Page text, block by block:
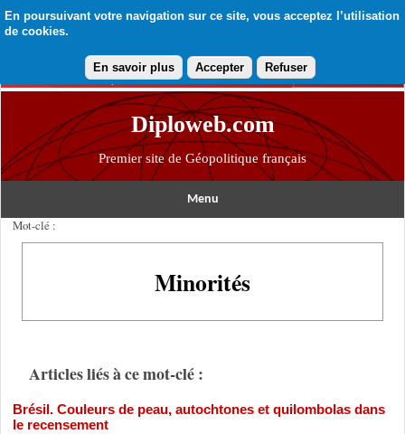
En poursuivant votre navigation sur ce site, vous acceptez l’utilisation
de cookies.
En savoir plus Accepter Refuser
Diploweb.com
Premier site de Géopolitique français
Menu
Mot-clé :
Minorités
Articles liés à ce mot-clé :
Brésil. Couleurs de peau, autochtones et quilombolas dans
le recensement